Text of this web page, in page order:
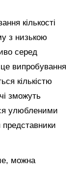
кількості
з низькою
серед
випробування
кількістю
зможуть
улюбленими
можна